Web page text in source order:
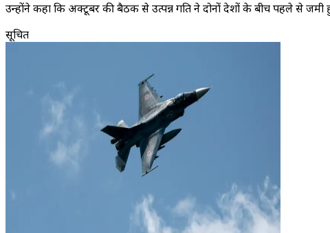
उन्होंने कहा कि अक्टूबर की बैठक से उत्पन्न गति ने दोनों देशों के बीच पहले से जमी
सूचित